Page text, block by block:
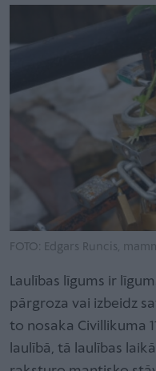
FOTO: Edgars Runcis,
Laulības līgums ir
pārgroza vai izbeidz
to nosaka Civillikuma
laulībā, tā laulības